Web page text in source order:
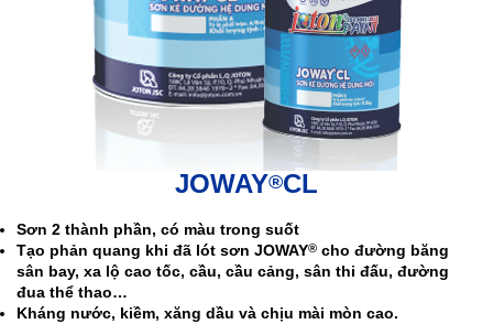
JOWAY®CL
Sơn 2 thành phần, có màu trong suốt
Tạo phản quang khi đã lót sơn JOWAY® cho đường băng
sân bay, xa lộ cao tốc, cầu, cầu cảng, sân thi đấu, đường
đua thể thao…
Kháng nước, kiềm, xăng dầu và chịu mài mòn cao.